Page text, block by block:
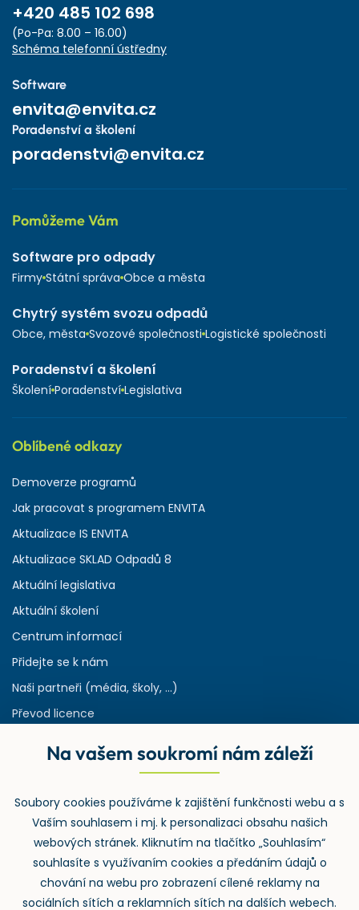
+420 485 102 698
(Po-Pa: 8.00 – 16.00)
Schéma telefonní ústředny
Software
envita@envita.cz
Poradenství a školení
poradenstvi@envita.cz
Pomůžeme Vám
Software pro odpady
Firmy Státní správa Obce a města
Chytrý systém svozu odpadů
Obce, města Svozové společnosti Logistické společnosti
Poradenství a školení
Školení Poradenství Legislativa
Oblíbené odkazy
Demoverze programů
Jak pracovat s programem ENVITA
Aktualizace IS ENVITA
Aktualizace SKLAD Odpadů 8
Aktuální legislativa
Aktuální školení
Centrum informací
Přidejte se k nám
Naši partneři (média, školy, ...)
Převod licence
Rejstřík používaných zkratek v odpadech
Zpětný odběr
Na vašem soukromí nám záleží
Soubory cookies používáme k zajištění funkčnosti webu a s
Vaším souhlasem i mj. k personalizaci obsahu našich
webových stránek. Kliknutím na tlačítko „Souhlasím“
souhlasíte s využívaním cookies a předáním údajů o
chování na webu pro zobrazení cílené reklamy na
sociálních sítích a reklamních sítích na dalších webech.